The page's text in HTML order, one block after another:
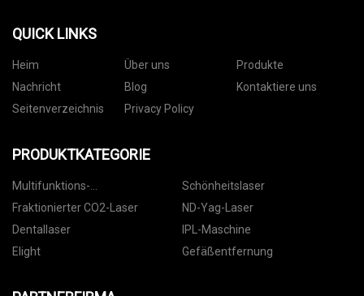
QUICK LINKS
Heim Über uns
Produkte
Nachricht
Blog
Kontaktiere uns
Seitenverzeichnis
Privacy Policy
PRODUKTKATEGORIE
Multifunktions-
Schönheitsmaschine
Schönheitslaser
Fraktionierter CO2-Laser
ND-Yag-Laser
Dentallaser
IPL-Maschine
Elight
Gefäßentfernung